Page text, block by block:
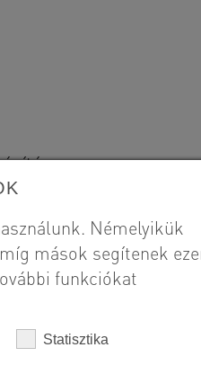
Némelyikük
mások segítenek
funkciókat
Statisztika